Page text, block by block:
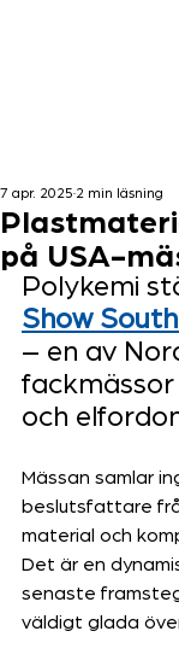
på USA-
7 apr. 2025 2 min läsning
Polykemi
Show
– en av
och
Mässan samlar
beslutsfattare
material och
Det är en
senaste
väldigt glada